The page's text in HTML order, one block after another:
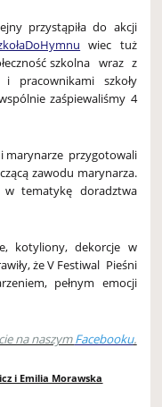
przystąpiła do akcji
wiec tuż
szkolna wraz z
i pracownikami szkoły
zaśpiewaliśmy 4
marynarze przygotowali
zawodu marynarza.
w tematykę doradztwa
kotyliony, dekorcje w
że V Festiwal Pieśni
pełnym emocji
na naszymFacebooku.
i Emilia Morawska